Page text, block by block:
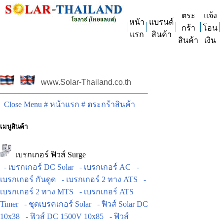
หน้า
แรก
แบรนด์
สินค้า
ตระ
กร้า
สินค้า
แจ้ง
โอน
เงิน
www.Solar-Thailand.co.th
Close Menu # หน้าแรก # ตระกร้าสินค้า
เมนูสินค้า
เบรกเกอร์ ฟิวส์ Surge
- เบรกเกอร์ DC Solar
- เบรกเกอร์ AC
-
เบรกเกอร์ กันดูด
- เบรกเกอร์ 2 ทาง ATS
-
เบรกเกอร์ 2 ทาง MTS
- เบรกเกอร์ ATS
Timer
- ชุดเบรคเกอร์ Solar
- ฟิวส์ Solar DC
10x38
- ฟิวส์ DC 1500V 10x85 - ฟิวส์